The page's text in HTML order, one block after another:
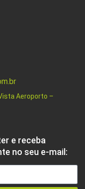
Aeroporto –
e receba
no seu e-mail: